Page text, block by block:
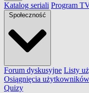
Katalog seriali Program
Społeczność
Forum dyskusyjne Listy
Osiągnięcia użytkowników
Quizy